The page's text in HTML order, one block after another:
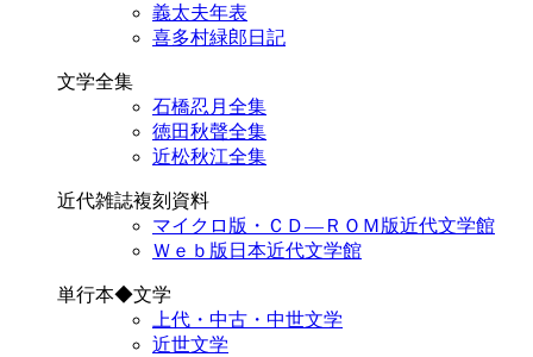
義太夫年表
喜多村緑郎日記
文学全集
石橋忍月全集
徳田秋聲全集
近松秋江全集
近代雑誌複刻資料
マイクロ版・ＣＤ―ＲＯＭ版近代文学館
Ｗｅｂ版日本近代文学館
単行本◆文学
上代・中古・中世文学
近世文学